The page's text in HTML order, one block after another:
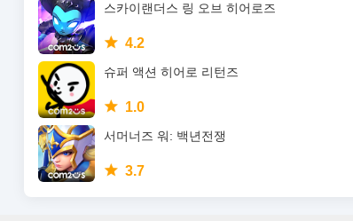
스카이랜더스 링 오브 히어로즈
4.2
슈퍼 액션 히어로 리턴즈
1.0
서머너즈 워: 백년전쟁
3.7